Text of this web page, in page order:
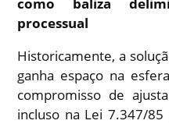
processual
Historicamente, a
ganha espaço na
compromisso de
incluso na Lei 7.347/